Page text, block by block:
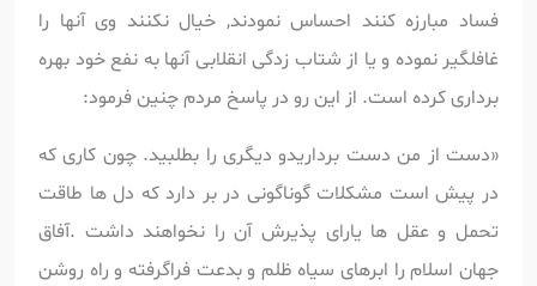
فساد مبارزه کنند احساس نمودند, خیال نکنند وی آنها را
غافلگیر نموده و یا از شتاب زدگی انقلابی آنها به نفع خود بهره
برداری کرده است. از این رو در پاسخ مردم چنین فرمود:
«دست از من دست برداریدو دیگری را بطلبید. چون کاری که
در پیش است مشکلات گوناگونی در بر دارد که دل ها طاقت
تحمل و عقل ها یارای پذیرش آن را نخواهند داشت .آفاق
جهان اسلام را ابرهای سیاه ظلم و بدعت فراگرفته و راه روشن